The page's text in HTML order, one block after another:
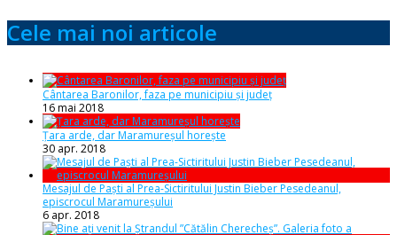
Cele mai noi articole
Cântarea Baronilor, faza pe municipiu și județ
16 mai 2018
Țara arde, dar Maramureșul horește
30 apr. 2018
Mesajul de Paști al Prea-Sictiritului Justin Bieber Pesedeanul,
episcrocul Maramureșului
6 apr. 2018